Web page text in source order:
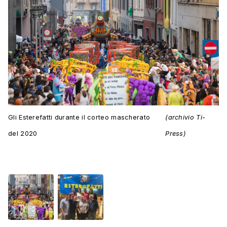
Gli Esterefatti durante il corteo mascherato
del 2020
(archivio Ti-
Press)